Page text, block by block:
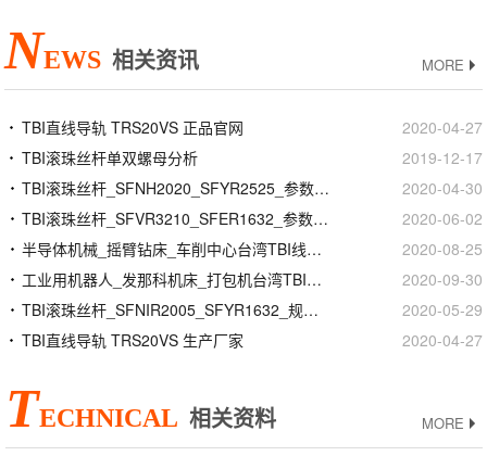
NEWS 相关资讯 MORE
TBI直线导轨 TRS20VS 正品官网
2020-04-27
TBI滚珠丝杆单双螺母分析
2019-12-17
TBI滚珠丝杆_SFNH2020_SFYR2525_参数样本选型手册
2020-04-30
TBI滚珠丝杆_SFVR3210_SFER1632_参数样本选型手册
2020-06-02
半导体机械_摇臂钻床_车削中心台湾TBI线性滑轨滑块
2020-08-25
工业用机器人_发那科机床_打包机台湾TBI滚珠花键螺母
2020-09-30
TBI滚珠丝杆_SFNIR2005_SFYR1632_规格尺寸型号
2020-05-29
TBI直线导轨 TRS20VS 生产厂家
2020-04-27
TECHNICAL 相关资料 MORE